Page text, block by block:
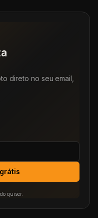
direto no seu email,
quiser.